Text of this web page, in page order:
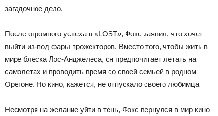
загадочное дело.
После огромного успеха в «LOST», Фокс заявил, что хочет
выйти из-под фары прожекторов. Вместо того, чтобы жить в
мире блеска Лос-Анджелеса, он предпочитает летать на
самолетах и проводить время со своей семьей в родном
Орегоне. Но кино, кажется, не отпускало своего любимца.
Несмотря на желание уйти в тень, Фокс вернулся в мир кино